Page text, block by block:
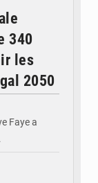
340
les
2050
Faye a